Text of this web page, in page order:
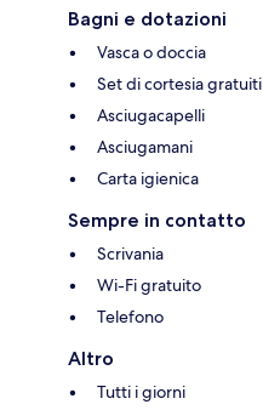
Bagni e dotazioni
Vasca o doccia
Set di cortesia gratuiti
Asciugacapelli
Asciugamani
Carta igienica
Sempre in contatto
Scrivania
Wi-Fi gratuito
Telefono
Altro
Tutti i giorni